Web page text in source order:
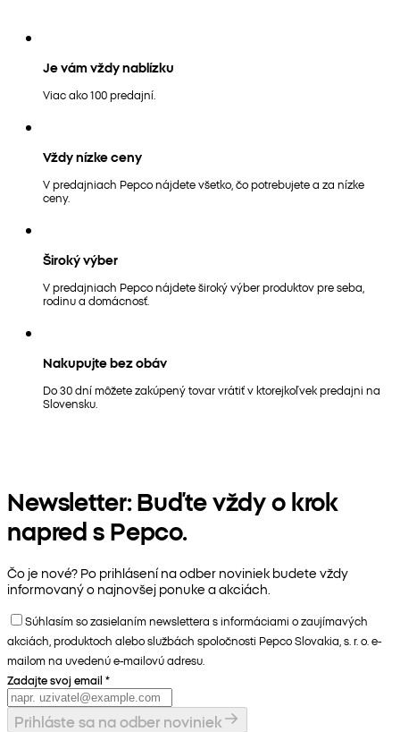
Je vám vždy nablízku
Viac ako 100 predajní.
Vždy nízke ceny
V predajniach Pepco nájdete všetko, čo potrebujete a za nízke
ceny.
Široký výber
V predajniach Pepco nájdete široký výber produktov pre seba,
rodinu a domácnosť.
Nakupujte bez obáv
Do 30 dní môžete zakúpený tovar vrátiť v ktorejkoľvek predajni na
Slovensku.
Newsletter: Buďte vždy o krok
napred s Pepco.
Čo je nové? Po prihlásení na odber noviniek budete vždy
informovaný o najnovšej ponuke a akciách.
Súhlasím so zasielaním newslettera s informáciami o zaujímavých
akciách, produktoch alebo službách spoločnosti Pepco Slovakia, s. r. o. e-
mailom na uvedenú e-mailovú adresu.
Zadajte svoj email *
Prihláste sa na odber noviniek